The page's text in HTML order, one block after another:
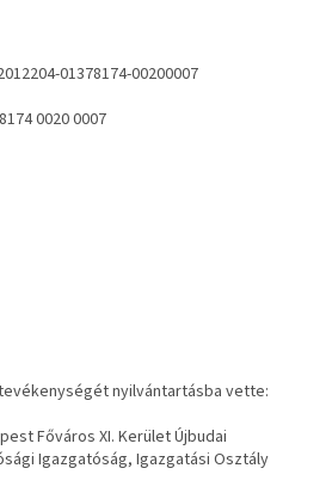
01378174-00200007
0020 0007
nyilvántartásba vette:
Főváros XI. Kerület Újbudai
Igazgatóság, Igazgatási Osztály